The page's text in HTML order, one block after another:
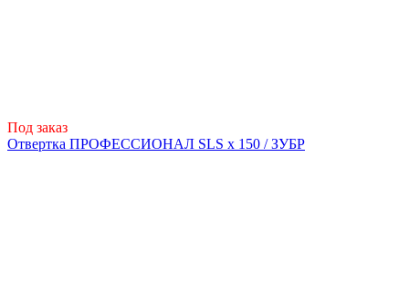
Под заказ
Отвертка ПРОФЕССИОНАЛ SLS х 150 / ЗУБР